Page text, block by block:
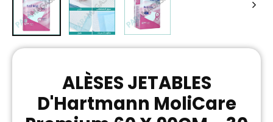
ALÈSES JETABLES
D'Hartmann MoliCare